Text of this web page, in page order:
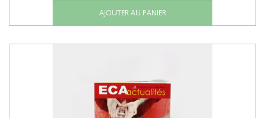
AJOUTER AU PANIER